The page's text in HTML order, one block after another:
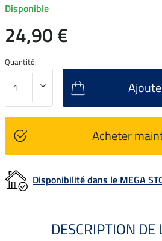
Disponible
24,90 €
Quantité:
Acheter
Disponibilité dans le MEGA
DESCRIPTION DE